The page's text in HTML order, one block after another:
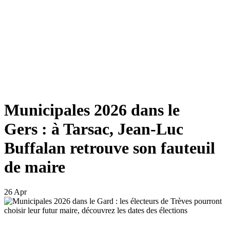
Municipales 2026 dans le
Gers : à Tarsac, Jean-Luc
Buffalan retrouve son fauteuil
de maire
26 Apr